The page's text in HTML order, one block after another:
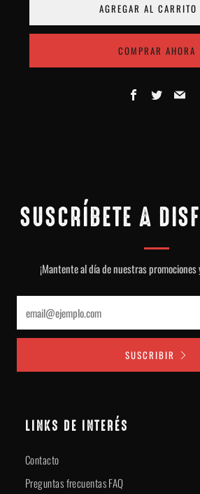
AGREGAR AL CARRITO
COMPRAR AHORA
Facebook
TwitterEmail
SUSCRÍBETE A
¡Mantente al día de nuestras
SUSCRIBIR
LINKS DE INTERÉS
Contacto
Preguntas frecuentas FAQ